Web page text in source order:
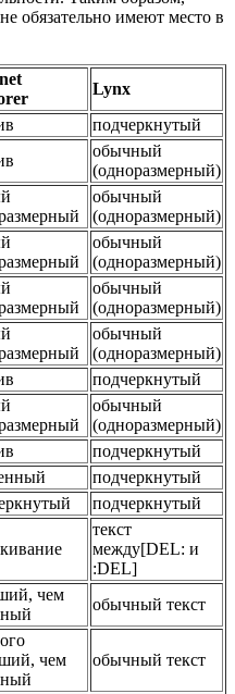
обязательно имеют место в
Lynx
подчеркнутый
обычный
(одноразмерный)
обычный
(одноразмерный)
обычный
(одноразмерный)
обычный
(одноразмерный)
обычный
(одноразмерный)
подчеркнутый
обычный
(одноразмерный)
подчеркнутый
подчеркнутый
подчеркнутый
текст
между[DEL: и
:DEL]
чем
обычный текст
чем
обычный текст